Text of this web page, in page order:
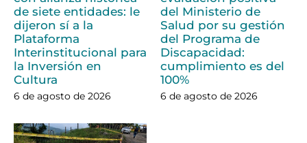
de siete entidades: le
dijeron sí a la
Plataforma
Interinstitucional para
la Inversión en
Cultura
6 de agosto de 2026
del Ministerio de
Salud por su gestión
del Programa de
Discapacidad:
cumplimiento es del
100%
6 de agosto de 2026